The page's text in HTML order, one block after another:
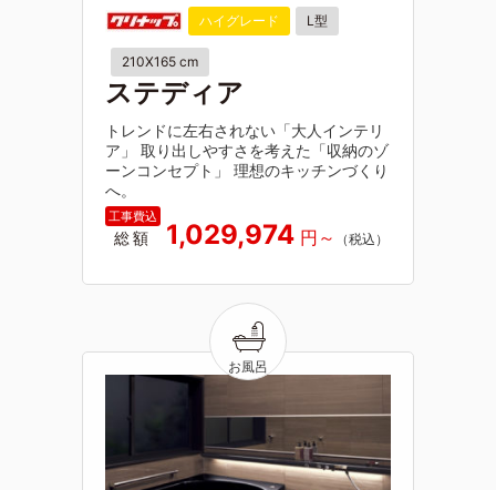
ハイグレード L型
210X165 cm
ステディア
トレンドに左右されない「大人インテリ
ア」 取り出しやすさを考えた「収納のゾ
ーンコンセプト」 理想のキッチンづくり
へ。
総額 1,029,974